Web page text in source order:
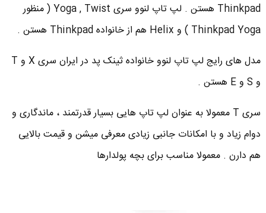
Thinkpad هستن . لپ تاپ لنوو سری Yoga , Twist ( منظور
Thinkpad Yoga ) و Helix هم از خانواده Thinkpad هستن .
مدل های رایج لپ تاپ لنوو خانواده ثینک پد در ایران سری X و T
و S و E هستن .
سری T معمولا به عنوان لپ تاپ هایی بسیار قدرتمند ، ماندگاری و
دوام زیاد و با امکانات جانبی زیادی معرفی میشن و قیمت بالایی
هم دارن . معمولا مناسب برای بچه پولدارها